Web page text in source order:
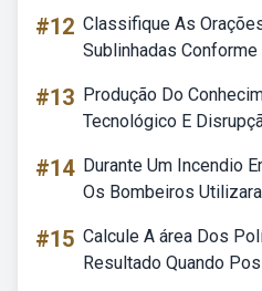
#12 Classifique As
Sublinhadas
#13 Produção Do
Tecnológico E
#14 Durante Um Incendio
Os Bombeiros
#15 Calcule A área Dos
Resultado Quando